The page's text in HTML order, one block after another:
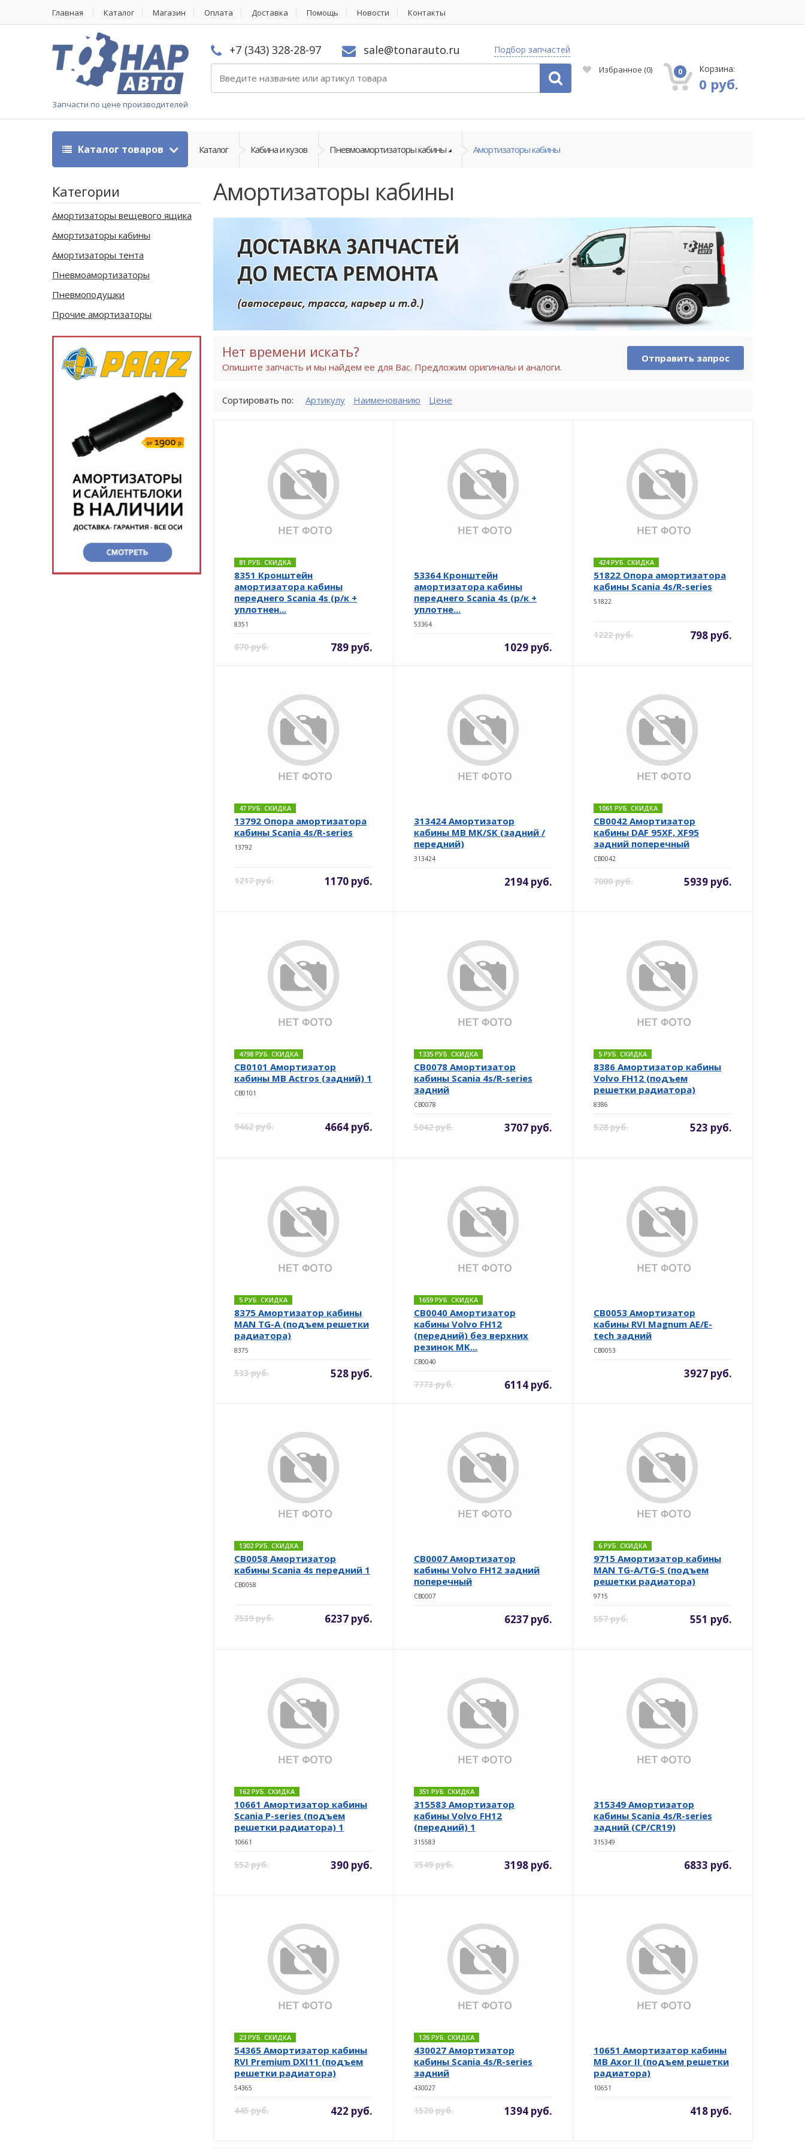
Главная Каталог Магазин Оплата Доставка Помощь Новости Контакты
Запчасти по цене производителей
+7 (343) 328-28-97 sale@tonarauto.ru Подбор запчастей
Избранное (0) 0 Корзина:
0 руб.
Каталог товаров Каталог Кабина и кузов Пневмоамортизаторы кабины Амортизаторы кабины
Амортизаторы кабины
Нет времени искать?
Опишите запчасть и мы найдем ее для Вас. Предложим оригиналы и аналоги.
Отправить запрос
Сортировать по: Артикулу Наименованию Цене
81 РУБ. СКИДКА
8351 Кронштейн
амортизатора кабины
переднего Scania 4s (р/к +
уплотнен...
8351
870 руб. 789 руб.
53364 Кронштейн
амортизатора кабины
переднего Scania 4s (р/к +
уплотне...
53364
1029 руб.
424 РУБ. СКИДКА
51822 Опора амортизатора
кабины Scania 4s/R-series
51822
1222 руб. 798 руб.
47 РУБ. СКИДКА
13792 Опора амортизатора
кабины Scania 4s/R-series
13792
1217 руб. 1170 руб.
313424 Амортизатор
кабины MB MK/SK (задний /
передний)
313424
2194 руб.
1061 РУБ. СКИДКА
CB0042 Амортизатор
кабины DAF 95XF, XF95
задний поперечный
CB0042
7000 руб. 5939 руб.
4798 РУБ. СКИДКА
CB0101 Амортизатор
кабины MB Actros (задний) 1
CB0101
9462 руб. 4664 руб.
1335 РУБ. СКИДКА
CB0078 Амортизатор
кабины Scania 4s/R-series
задний
CB0078
5042 руб. 3707 руб.
5 РУБ. СКИДКА
8386 Амортизатор кабины
Volvo FH12 (подъем
решетки радиатора)
8386
528 руб. 523 руб.
5 РУБ. СКИДКА
8375 Амортизатор кабины
MAN TG-A (подъем решетки
радиатора)
8375
533 руб. 528 руб.
1659 РУБ. СКИДКА
CB0040 Амортизатор
кабины Volvo FH12
(передний) без верхних
резинок MK...
CB0040
7773 руб. 6114 руб.
CB0053 Амортизатор
кабины RVI Magnum AE/E-
tech задний
CB0053
3927 руб.
1302 РУБ. СКИДКА
CB0058 Амортизатор
кабины Scania 4s передний 1
CB0058
7539 руб. 6237 руб.
CB0007 Амортизатор
кабины Volvo FH12 задний
поперечный
CB0007
6237 руб.
6 РУБ. СКИДКА
9715 Амортизатор кабины
MAN TG-A/TG-S (подъем
решетки радиатора)
9715
557 руб. 551 руб.
162 РУБ. СКИДКА
10661 Амортизатор кабины
Scania P-series (подъем
решетки радиатора) 1
10661
552 руб. 390 руб.
351 РУБ. СКИДКА
315583 Амортизатор
кабины Volvo FH12
(передний) 1
315583
3549 руб. 3198 руб.
315349 Амортизатор
кабины Scania 4s/R-series
задний (CP/CR19)
315349
6833 руб.
23 РУБ. СКИДКА
54365 Амортизатор кабины
RVI Premium DXI11 (подъем
решетки радиатора)
54365
445 руб. 422 руб.
126 РУБ. СКИДКА
430027 Амортизатор
кабины Scania 4s/R-series
задний
430027
1520 руб. 1394 руб.
10651 Амортизатор кабины
MB Axor II (подъем решетки
радиатора)
10651
418 руб.
Категории
Амортизаторы вещевого ящика
Амортизаторы кабины
Амортизаторы тента
Пневмоамортизаторы
Пневмоподушки
Прочие амортизаторы